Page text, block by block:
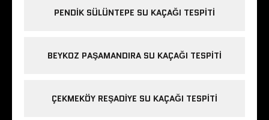
PENDIK SÜLÜNTEPE SU KAÇAĞI TESPITI
BEYKOZ PAŞAMANDIRA SU KAÇAĞI TESPITI
ÇEKMEKÖY REŞADIYE SU KAÇAĞI TESPITI